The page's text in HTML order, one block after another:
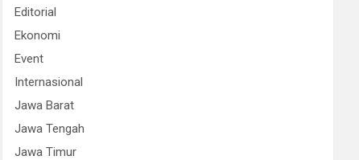
Editorial
Ekonomi
Event
Internasional
Jawa Barat
Jawa Tengah
Jawa Timur